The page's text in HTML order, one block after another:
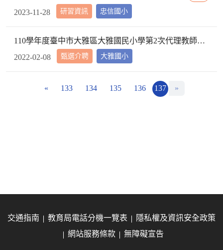
研習資訊 忠信國小
2023-11-28
甄選介聘
110學年度臺中市大雅區大雅國民小學第2次代理教師甄選第2次招考結果公告
大雅國小
2022-02-08
« 133 134 135 136 137 »
交通指南 教育局電話分機一覽表
隱私權及資訊安全政策
網站服務條款
無障礙宣告